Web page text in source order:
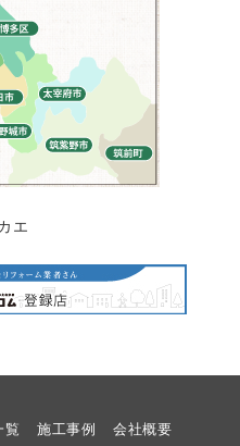
覧 施工事例 会社概要